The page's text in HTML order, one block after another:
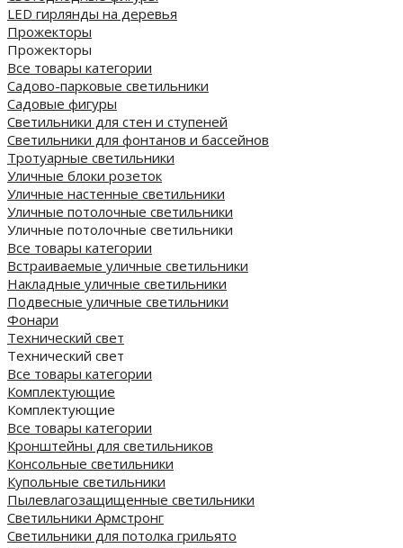
LED гирлянды на деревья
Прожекторы
Прожекторы
Все товары категории
Садово-парковые светильники
Садовые фигуры
Светильники для стен и ступеней
Светильники для фонтанов и бассейнов
Тротуарные светильники
Уличные блоки розеток
Уличные настенные светильники
Уличные потолочные светильники
Уличные потолочные светильники
Все товары категории
Встраиваемые уличные светильники
Накладные уличные светильники
Подвесные уличные светильники
Фонари
Технический свет
Технический свет
Все товары категории
Комплектующие
Комплектующие
Все товары категории
Кронштейны для светильников
Консольные светильники
Купольные светильники
Пылевлагозащищенные светильники
Светильники Армстронг
Светильники для потолка грильято